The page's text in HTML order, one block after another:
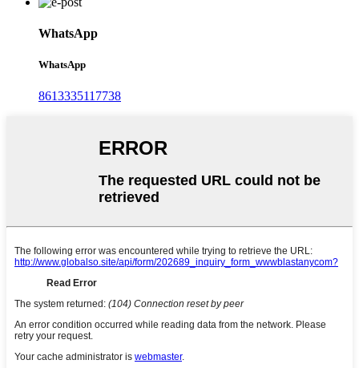
WhatsApp
WhatsApp
8613335117738